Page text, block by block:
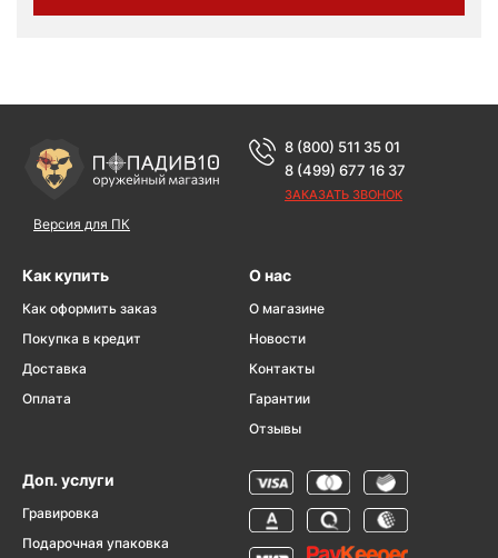
Версия для ПК
8 (800) 511 35 01
8 (499) 677 16 37
ЗАКАЗАТЬ ЗВОНОК
Как купить
Как оформить заказ
Покупка в кредит
Доставка
Оплата
О нас
О магазине
Новости
Контакты
Гарантии
Отзывы
Доп. услуги
Гравировка
Подарочная упаковка